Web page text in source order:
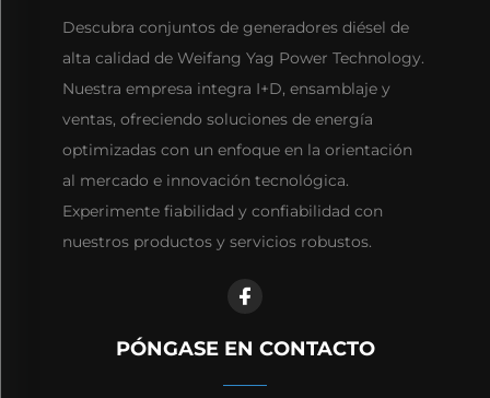
Descubra conjuntos de generadores diésel de
alta calidad de Weifang Yag Power Technology.
Nuestra empresa integra I+D, ensamblaje y
ventas, ofreciendo soluciones de energía
optimizadas con un enfoque en la orientación
al mercado e innovación tecnológica.
Experimente fiabilidad y confiabilidad con
nuestros productos y servicios robustos.
PÓNGASE EN CONTACTO